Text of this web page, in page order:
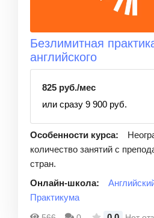
Безлимитная
английского
825 руб./мес
или сразу 9 900 руб.
Особенности курса:
количество занятий с
стран.
Онлайн-школа:
Практикума